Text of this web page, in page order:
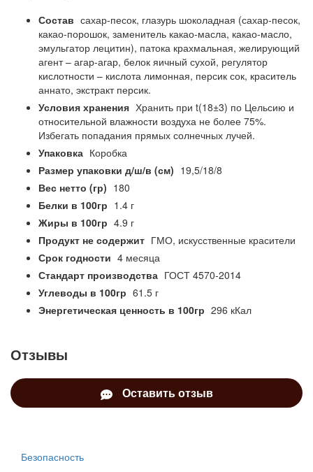
Состав сахар-песок, глазурь шоколадная (сахар-песок,
какао-порошок, заменитель какао-масла, какао-масло,
эмульгатор лецитин), патока крахмальная, желирующий
агент – агар-агар, белок яичный сухой, регулятор
кислотности – кислота лимонная, персик сок, краситель
аннато, экстракт персик.
Условия хранения Хранить при t(18±3) по Цельсию и
относительной влажности воздуха не более 75%.
Избегать попадания прямых солнечных лучей.
Упаковка Коробка
Размер упаковки д/ш/в (см) 19,5/18/8
Вес нетто (гр) 180
Белки в 100гр 1.4 г
Жиры в 100гр 4.9 г
Продукт не содержит ГМО, искусственные красители
Срок годности 4 месяца
Стандарт производства ГОСТ 4570-2014
Углеводы в 100гр 61.5 г
Энергетическая ценность в 100гр 296 кКал
Отзывы
Оставить отзыв
Безопасность